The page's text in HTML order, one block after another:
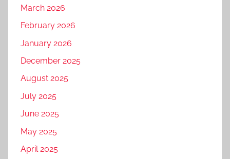
March 2026
February 2026
January 2026
December 2025
August 2025
July 2025
June 2025
May 2025
April 2025